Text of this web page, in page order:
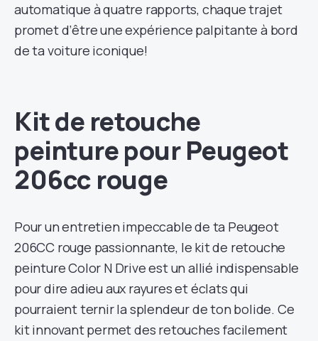
automatique à quatre rapports, chaque trajet
promet d’être une expérience palpitante à bord
de ta voiture iconique!
Kit de retouche
peinture pour Peugeot
206cc rouge
Pour un entretien impeccable de ta Peugeot
206CC rouge passionnante, le kit de retouche
peinture Color N Drive est un allié indispensable
pour dire adieu aux rayures et éclats qui
pourraient ternir la splendeur de ton bolide. Ce
kit innovant permet des retouches facilement